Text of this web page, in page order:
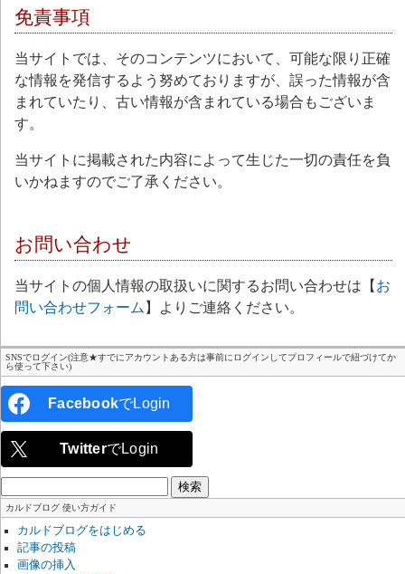
免責事項
当サイトでは、そのコンテンツにおいて、可能な限り正確
な情報を発信するよう努めておりますが、誤った情報が含
まれていたり、古い情報が含まれている場合もございま
す。
当サイトに掲載された内容によって生じた一切の責任を負
いかねますのでご了承ください。
お問い合わせ
当サイトの個人情報の取扱いに関するお問い合わせは【 お
問い合わせフォーム 】よりご連絡ください。
SNSでログイン(注意★すでにアカウントある方は事前にログインしてプロフィールで紐づけてか
ら使って下さい)
FacebookでLogin
TwitterでLogin
検
索:
カルドブログ 使い方ガイド
カルドブログをはじめる
記事の投稿
画像の挿入